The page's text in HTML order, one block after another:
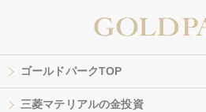
ゴールドパークTOP
三菱マテリアルの金投資